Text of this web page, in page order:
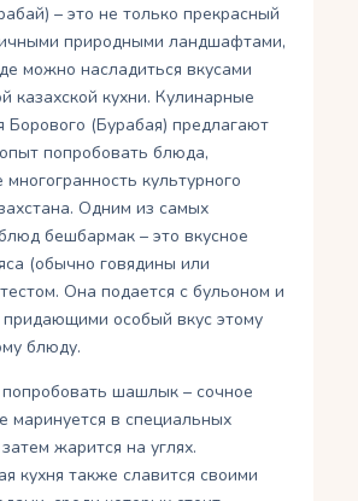
– это не только прекрасный
природными ландшафтами,
можно насладиться вкусами
казахской кухни. Кулинарные
Борового (Бурабая) предлагают
попробовать блюда,
культурного
Одним из самых
бешбармак – это вкусное
(обычно говядины или
Она подается с бульоном и
особый вкус этому
блюду.
шашлык – сочное
маринуется в специальных
жарится на углях.
кухня также славится своими